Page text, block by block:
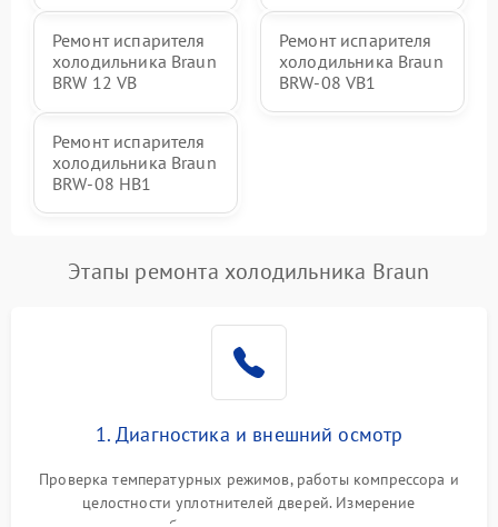
Ремонт испарителя
холодильника Braun
BRW 12 VB
Ремонт испарителя
холодильника Braun
BRW-08 VB1
Ремонт испарителя
холодильника Braun
BRW-08 HB1
Этапы ремонта холодильника Braun
1. Диагностика и внешний осмотр
Проверка температурных режимов, работы компрессора и
целостности уплотнителей дверей. Измерение